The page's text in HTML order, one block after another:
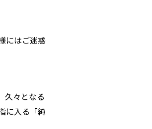
にはご迷惑
久々となる
に入る「純